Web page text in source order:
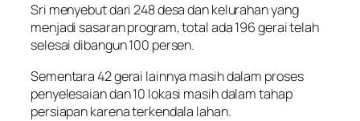
Sri menyebut dari 248 desa dan kelurahan yang
menjadi sasaran program, total ada 196 gerai telah
selesai dibangun 100 persen.
Sementara 42 gerai lainnya masih dalam proses
penyelesaian dan 10 lokasi masih dalam tahap
persiapan karena terkendala lahan.